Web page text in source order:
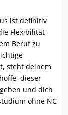
ist definitiv
Flexibilität
Beruf zu
steht deinem
dieser
und dich
ohne NC